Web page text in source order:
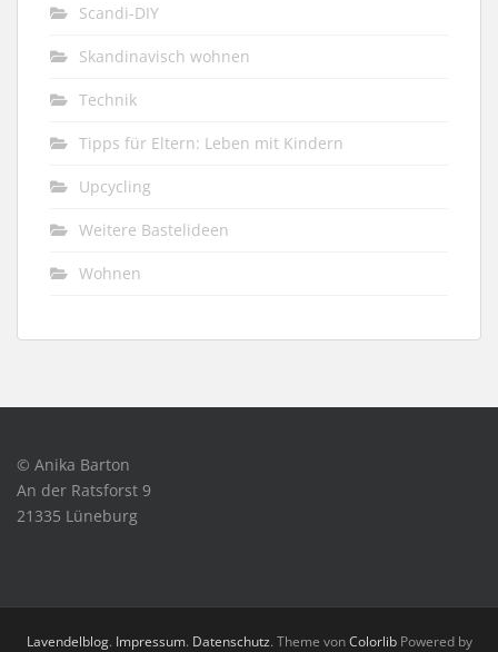
Scandi-DIY
Skandinavisch wohnen
Technik
Tipps für Eltern: Leben mit Kindern
Upcycling
Weitere Bastelideen
Wohnen
© Anika Barton
An der Ratsforst 9
21335 Lüneburg
Lavendelblog. Impressum. Datenschutz. Theme vonColorlibPowered by